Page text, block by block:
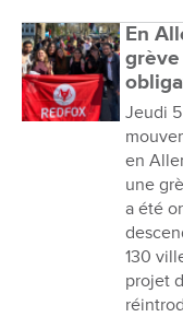
En
Jeudi
en
une
a été
130
projet